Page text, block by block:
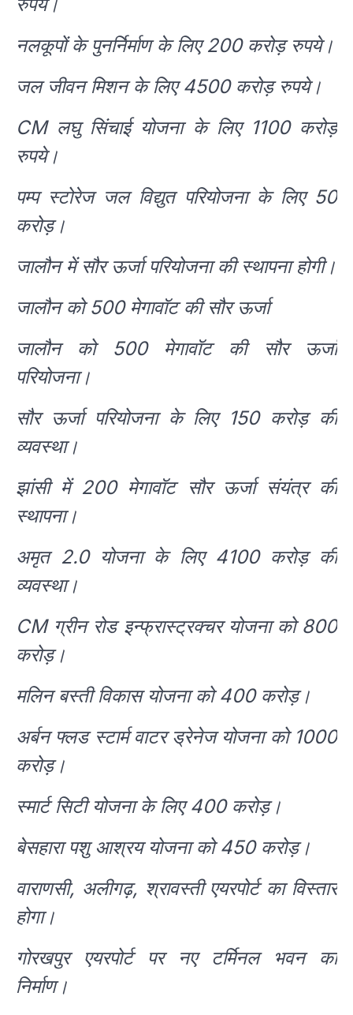
रुपये।
नलकूपों के पुनर्निर्माण के लिए 200 करोड़ रुपये।
जल जीवन मिशन के लिए 4500 करोड़ रुपये।
CM लघु सिंचाई योजना के लिए 1100 करोड़
रुपये।
पम्प स्टोरेज जल विद्युत परियोजना के लिए 50
करोड़।
जालौन में सौर ऊर्जा परियोजना की स्थापना होगी।
जालौन को 500 मेगावॉट की सौर ऊर्जा
जालौन को 500 मेगावॉट की सौर ऊर्जा
परियोजना।
सौर ऊर्जा परियोजना के लिए 150 करोड़ की
व्यवस्था।
झांसी में 200 मेगावॉट सौर ऊर्जा संयंत्र की
स्थापना।
अमृत 2.0 योजना के लिए 4100 करोड़ की
व्यवस्था।
CM ग्रीन रोड इन्फ्रास्ट्रक्चर योजना को 800
करोड़।
मलिन बस्ती विकास योजना को 400 करोड़।
अर्बन फ्लड स्टार्म वाटर ड्रेनेज योजना को 1000
करोड़।
स्मार्ट सिटी योजना के लिए 400 करोड़।
बेसहारा पशु आश्रय योजना को 450 करोड़।
वाराणसी, अलीगढ़, श्रावस्ती एयरपोर्ट का विस्तार
होगा।
गोरखपुर एयरपोर्ट पर नए टर्मिनल भवन का
निर्माण।